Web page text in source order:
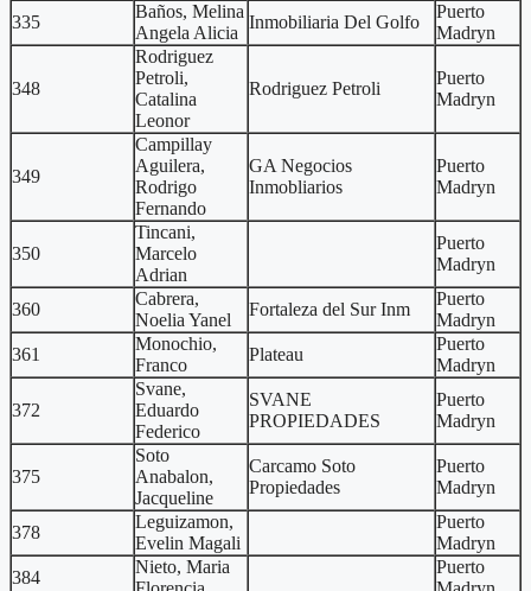
335
Baños, Melina
Angela Alicia
Inmobiliaria Del Golfo
Puerto
Madryn
348
Rodriguez
Petroli,
Catalina
Leonor
Rodriguez Petroli
Puerto
Madryn
349
Campillay
Aguilera,
Rodrigo
Fernando
GA Negocios
Inmobliarios
Puerto
Madryn
350
Tincani,
Marcelo
Adrian
Puerto
Madryn
360
Cabrera,
Noelia Yanel
Fortaleza del Sur Inm
Puerto
Madryn
361
Monochio,
Franco
Plateau
Puerto
Madryn
372
Svane,
Eduardo
Federico
SVANE
PROPIEDADES
Puerto
Madryn
375
Soto
Anabalon,
Jacqueline
Carcamo Soto
Propiedades
Puerto
Madryn
378
Leguizamon,
Evelin Magali
Puerto
Madryn
384
Nieto, Maria
Puerto